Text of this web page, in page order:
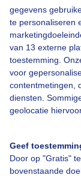
gegevens
te personaliseren
van 13 externe
toestemming.
voor
contentmetingen,
diensten.
geolocatie
Geef
Door op "Gratis"
bovenstaande
Over
Contact